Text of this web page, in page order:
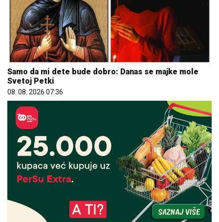
Samo da mi dete bude dobro: Danas se majke mole
Svetoj Petki
08. 08. 2026 07:36